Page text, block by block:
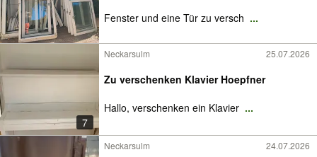
Fenster und eine Tür zu versch ...
7
Neckarsulm 25.07.2026
Zu verschenken Klavier Hoepfner
Hallo, verschenken ein Klavier ...
Neckarsulm 24.07.2026